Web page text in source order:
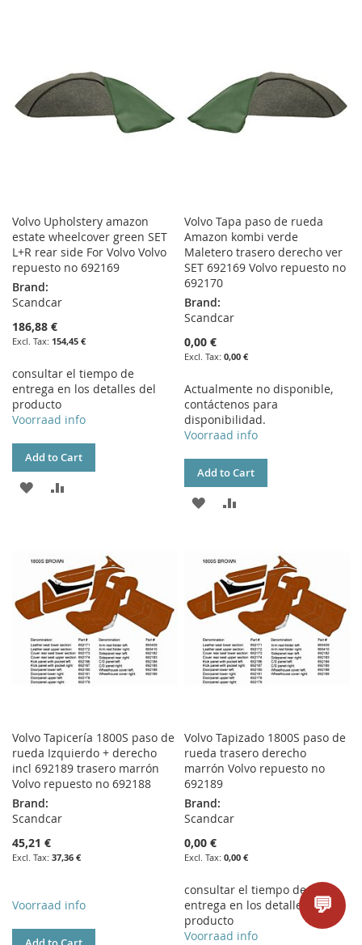
Volvo Upholstery amazon
estate wheelcover green SET
L+R rear side For Volvo Volvo
repuesto no 692169
Brand:
Scandcar
186,88 €
154,45 €
consultar el tiempo de
entrega en los detalles del
producto
Voorraad info
Add to Cart
ADD
LIST
Volvo Tapa paso de rueda
Amazon kombi verde
Maletero trasero derecho ver
SET 692169 Volvo repuesto no
692170
Brand:
Scandcar
0,00 €
0,00 €
Actualmente no disponible,
contáctenos para
disponibilidad.
Voorraad info
Add to Cart
ADD
WISH
LIST
COMPARE
Volvo Tapicería 1800S paso de
rueda Izquierdo + derecho
incl 692189 trasero marrón
Volvo repuesto no 692188
Brand:
Scandcar
45,21 €
37,36 €
Voorraad info
Volvo Tapizado 1800S paso de
rueda trasero derecho
marrón Volvo repuesto no
692189
Brand:
Scandcar
0,00 €
0,00 €
consultar el tiempo de
entrega en los detalles del
producto
Voorraad info
💬